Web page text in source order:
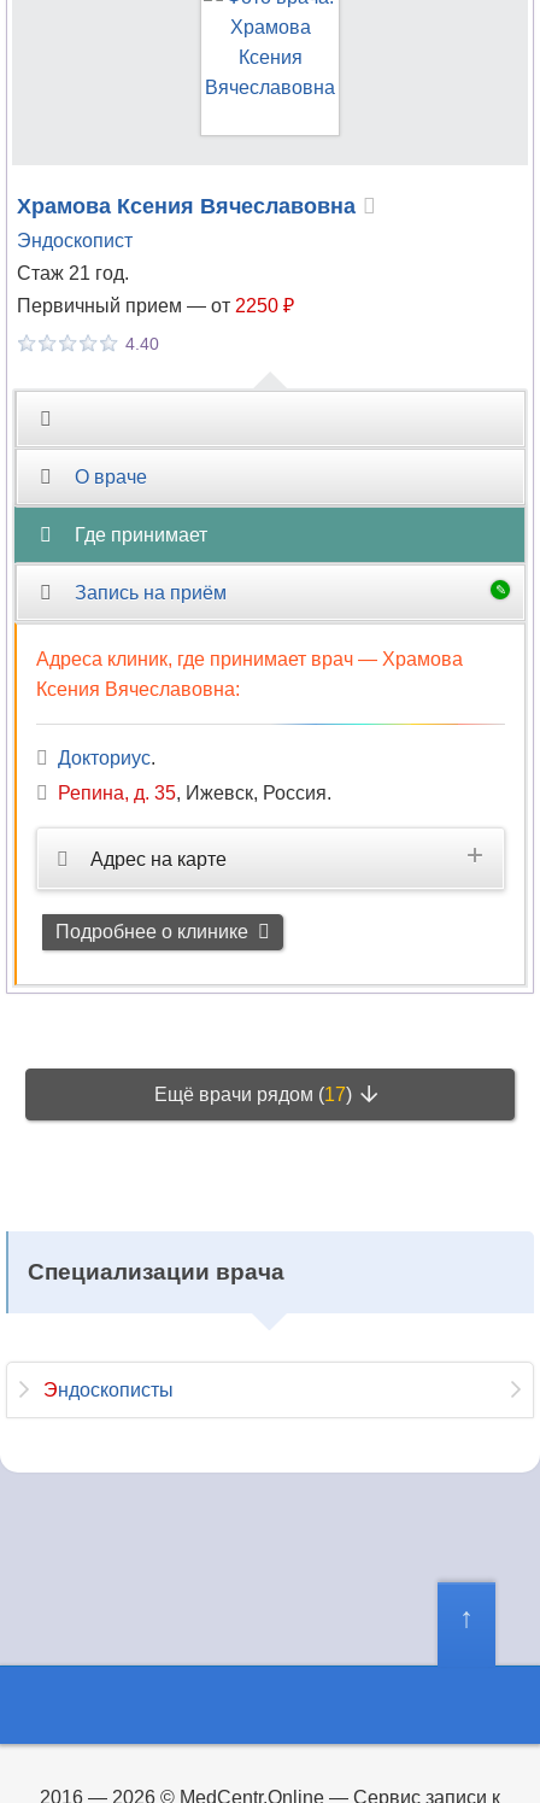
Храмова Ксения Вячеславовна
Эндоскопист
Стаж 21 год.
Первичный прием — от 2250 ₽
4.40
О враче
Где принимает
Запись на приём
Адреса клиник, где принимает врач — Храмова
Ксения Вячеславовна:
Докториус.
Репина, д. 35, Ижевск, Россия.
Адрес на карте
Подробнее о клинике
Ещё врачи рядом (17)
Специализации врача
Эндоскописты
2016 — 2026 © MedCentr.Online — Сервис записи к